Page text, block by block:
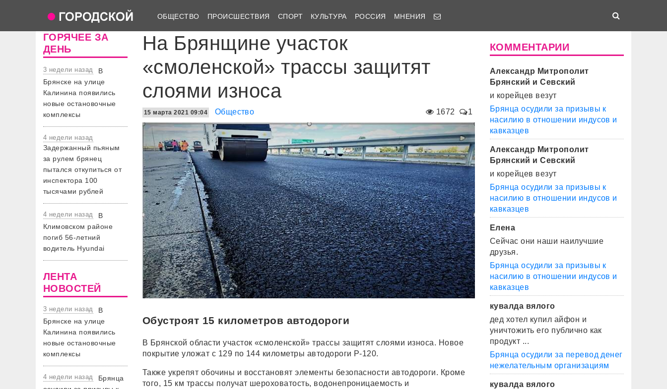
ОБЩЕСТВО ПРОИСШЕСТВИЯ СПОРТ КУЛЬТУРА РОССИЯ МНЕНИЯ
ГОРЯЧЕЕ ЗА
ДЕНЬ
3 недели назад
В
Брянске на улице
Калинина появились
новые остановочные
комплексы
4 недели назад
Задержанный пьяным
за рулем брянец
пытался откупиться от
инспектора 100
тысячами рублей
4 недели назад
В
Климовском районе
погиб 56-летний
водитель Hyundai
ЛЕНТА
НОВОСТЕЙ
3 недели назад
В
Брянске на улице
Калинина появились
новые остановочные
комплексы
4 недели назад
Брянца
На Брянщине участок
«смоленской» трассы защитят
слоями износа
1672 1
15 марта 2021 09:04 Общество
Обустроят 15 километров автодороги
В Брянской области участок «смоленской» трассы защитят слоями износа. Новое
покрытие уложат с 129 по 144 километры автодороги Р-120.
Также укрепят обочины и восстановят элементы безопасности автодороги. Кроме
того, 15 км трассы получат шероховатость, водонепроницаемость и
КОММЕНТАРИИ
Александр Митрополит
Брянский и Севский
и корейцев везут
Брянца осудили за призывы к
насилию в отношении индусов и
кавказцев
Александр Митрополит
Брянский и Севский
и корейцев везут
Брянца осудили за призывы к
насилию в отношении индусов и
кавказцев
Елена
Сейчас они наши наилучшие
друзья.
Брянца осудили за призывы к
насилию в отношении индусов и
кавказцев
кувалда вялого
дед хотел купил айфон и
уничтожить его публично как
продукт ...
Брянца осудили за перевод денег
нежелательным организациям
кувалда вялого